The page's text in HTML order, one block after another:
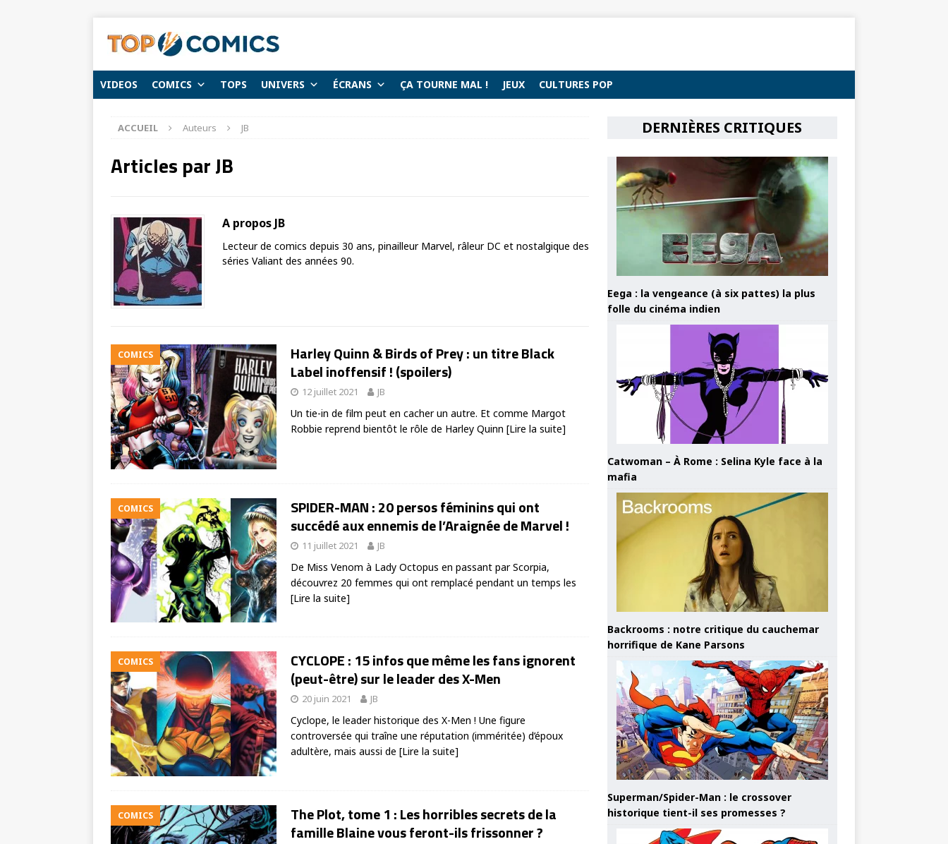
VIDEOS COMICS TOPS UNIVERS ÉCRANS ÇA TOURNE MAL ! JEUX CULTURES POP
ACCUEIL Auteurs JB
Articles parJB
A propos JB
Lecteur de comics depuis 30 ans, pinailleur Marvel, râleur DC et nostalgique des
séries Valiant des années 90.
COMICS
Harley Quinn & Birds of Prey : un titre Black
Label inoffensif ! (spoilers)
12 juillet 2021 JB
Un tie-in de film peut en cacher un autre. Et comme Margot
Robbie reprend bientôt le rôle de Harley Quinn [Lire la suite]
COMICS
SPIDER-MAN : 20 persos féminins qui ont
succédé aux ennemis de l’Araignée de Marvel !
11 juillet 2021 JB
De Miss Venom à Lady Octopus en passant par Scorpia,
découvrez 20 femmes qui ont remplacé pendant un temps les
[Lire la suite]
COMICS
CYCLOPE : 15 infos que même les fans ignorent
(peut-être) sur le leader des X-Men
20 juin 2021 JB
Cyclope, le leader historique des X-Men ! Une figure
controversée qui traîne une réputation (imméritée) d’époux
adultère, mais aussi de [Lire la suite]
COMICS
The Plot, tome 1 : Les horribles secrets de la
famille Blaine vous feront-ils frissonner ?
DERNIÈRES CRITIQUES
Eega : la vengeance (à six pattes) la plus
folle du cinéma indien
Catwoman – À Rome : Selina Kyle face à la
mafia
Backrooms : notre critique du cauchemar
horrifique de Kane Parsons
Superman/Spider-Man : le crossover
historique tient-il ses promesses ?